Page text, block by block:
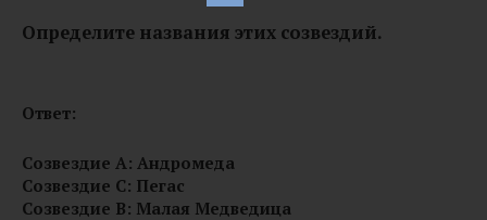
Определите названия этих созвездий.
Ответ:
Созвездие A: Андромеда
Созвездие C: Пегас
Созвездие B: Малая Медведица